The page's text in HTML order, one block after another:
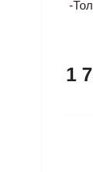
-
1